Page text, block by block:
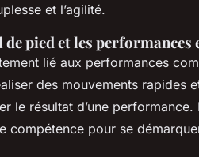
et l’agilité.
pied et les performances
lié aux performances
des mouvements rapides
le résultat d’une
compétence pour se